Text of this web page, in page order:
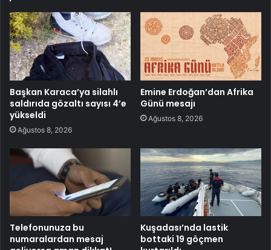
Başkan Karaca’ya silahlı
saldırıda gözaltı sayısı 4’e
yükseldi
Ağustos 8, 2026
Emine Erdoğan’dan Afrika
Günü mesajı
Ağustos 8, 2026
Telefonunuza bu
numaralardan mesaj
Kuşadası’nda lastik
bottaki 19 göçmen